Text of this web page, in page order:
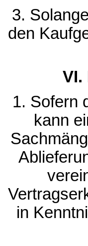
3.
den
VI.
1. Sofern
kann
in